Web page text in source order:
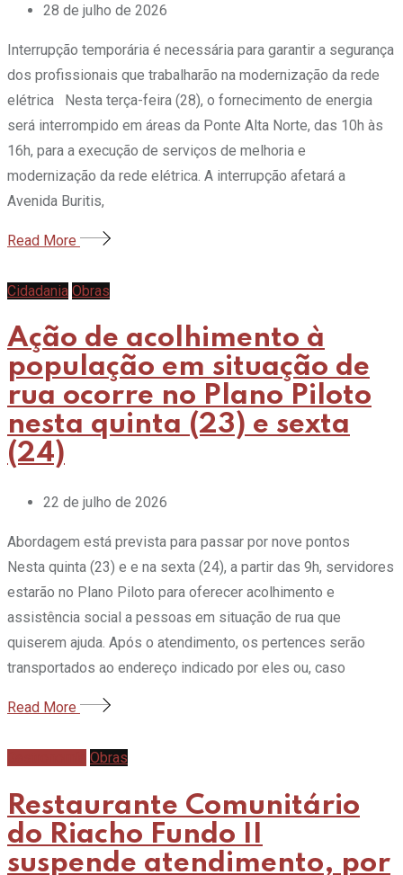
28 de julho de 2026
Interrupção temporária é necessária para garantir a segurança
dos profissionais que trabalharão na modernização da rede
elétrica Nesta terça-feira (28), o fornecimento de energia
será interrompido em áreas da Ponte Alta Norte, das 10h às
16h, para a execução de serviços de melhoria e
modernização da rede elétrica. A interrupção afetará a
Avenida Buritis,
Read More
Cidadania Obras
Ação de acolhimento à
população em situação de
rua ocorre no Plano Piloto
nesta quinta (23) e sexta
(24)
22 de julho de 2026
Abordagem está prevista para passar por nove pontos
Nesta quinta (23) e e na sexta (24), a partir das 9h, servidores
estarão no Plano Piloto para oferecer acolhimento e
assistência social a pessoas em situação de rua que
quiserem ajuda. Após o atendimento, os pertences serão
transportados ao endereço indicado por eles ou, caso
Read More
Obras
Restaurante Comunitário
do Riacho Fundo II
suspende atendimento, por